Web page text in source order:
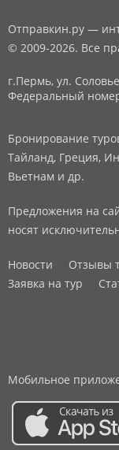
Отправкин.ру —
© 2009-2026. Все
г.Пермь, ул.
Федеральный
Бронирование
Тайланд, Греция,
Вьетнам и др.
Предложения на
носят
Новости Отзывы
Заявка на тур
Мобильное